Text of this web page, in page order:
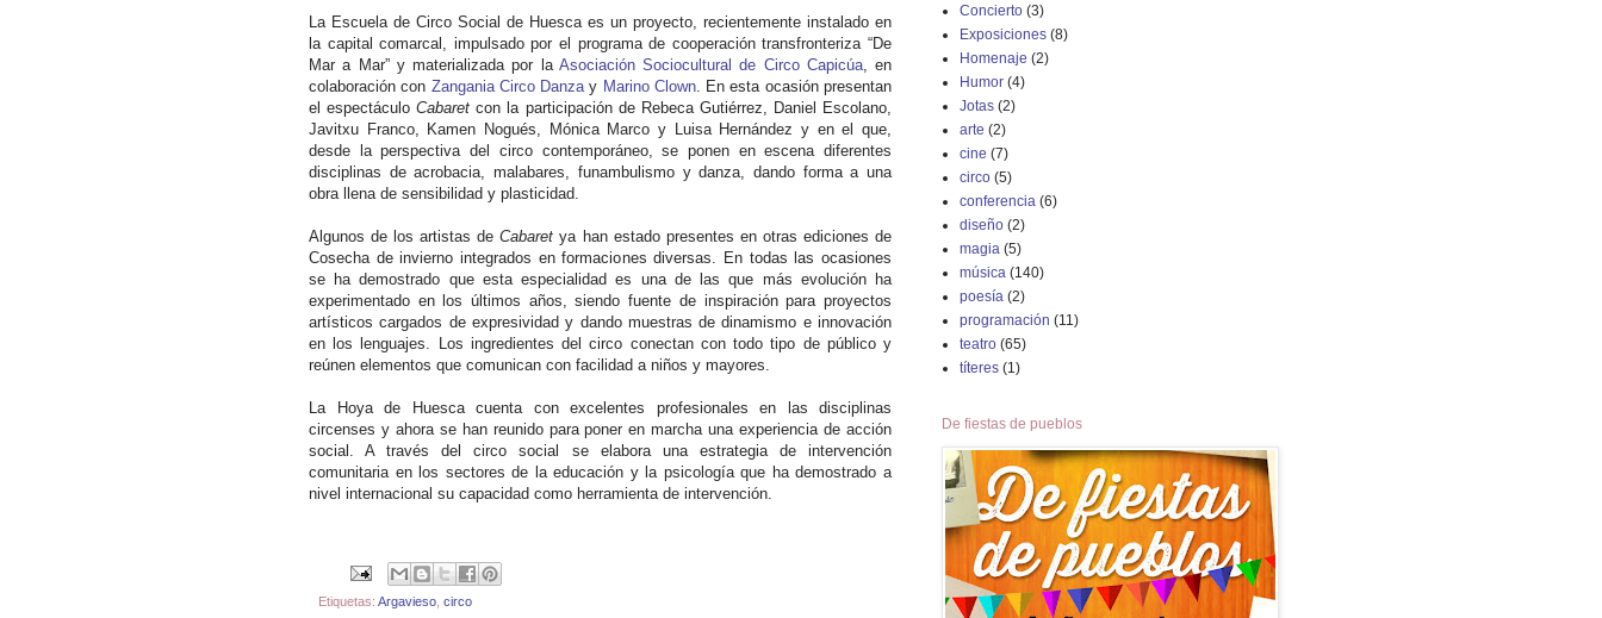
La Escuela de Circo Social de Huesca es un proyecto, recientemente instalado en
la capital comarcal, impulsado por el programa de cooperación transfronteriza “De
Mar a Mar” y materializada por la Asociación Sociocultural de Circo Capicúa, en
colaboración con Zangania Circo Danza y Marino Clown. En esta ocasión presentan
el espectáculoCabaretcon la participación de Rebeca Gutiérrez, Daniel Escolano,
Javitxu Franco, Kamen Nogués, Mónica Marco y Luisa Hernández y en el que,
desde la perspectiva del circo contemporáneo, se ponen en escena diferentes
disciplinas de acrobacia, malabares, funambulismo y danza, dando forma a una
obra llena de sensibilidad y plasticidad.
Algunos de los artistas deCabaretya han estado presentes en otras ediciones de
Cosecha de invierno integrados en formaciones diversas. En todas las ocasiones
se ha demostrado que esta especialidad es una de las que más evolución ha
experimentado en los últimos años, siendo fuente de inspiración para proyectos
artísticos cargados de expresividad y dando muestras de dinamismo e innovación
en los lenguajes. Los ingredientes del circo conectan con todo tipo de público y
reúnen elementos que comunican con facilidad a niños y mayores.
La Hoya de Huesca cuenta con excelentes profesionales en las disciplinas
circenses y ahora se han reunido para poner en marcha una experiencia de acción
social. A través del circo social se elabora una estrategia de intervención
comunitaria en los sectores de la educación y la psicología que ha demostrado a
nivel internacional su capacidad como herramienta de intervención.
Etiquetas: Argavieso circo
Concierto (3)
Exposiciones (8)
Homenaje (2)
Humor (4)
Jotas (2)
arte (2)
cine (7)
circo (5)
conferencia (6)
diseño (2)
magia (5)
música (140)
poesía (2)
programación (11)
teatro (65)
títeres (1)
De fiestas de pueblos